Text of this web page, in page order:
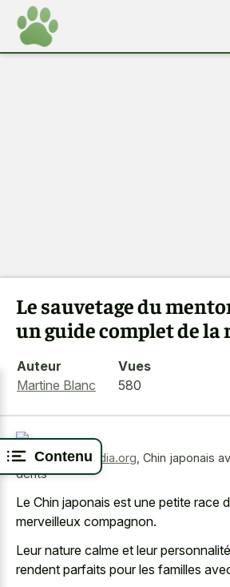
Contenu
Le sauvetage du
un guide complet de la
Auteur
Martine Blanc
Vues
580
Source:wikimedia.org Chin japonais
dents
Le Chin japonais est une petite race
merveilleux compagnon.
Leur nature calme et leur
rendent parfaits pour les familles